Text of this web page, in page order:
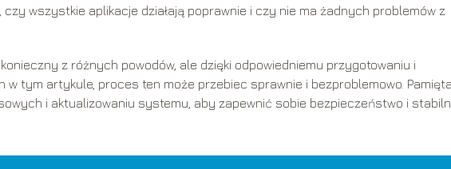
czy wszystkie aplikacje działają poprawnie i czy nie ma żadnych problemów z
z różnych powodów, ale dzięki odpowiedniemu przygotowaniu i
tym artykule, proces ten może przebiec sprawnie i bezproblemowo.
i aktualizowaniu systemu, aby zapewnić sobie bezpieczeństwo i